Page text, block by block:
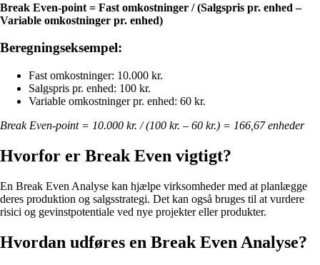
Break Even-point = Fast omkostninger / (Salgspris pr. enhed –
Variable omkostninger pr. enhed)
Beregningseksempel:
Fast omkostninger: 10.000 kr.
Salgspris pr. enhed: 100 kr.
Variable omkostninger pr. enhed: 60 kr.
Break Even-point = 10.000 kr. / (100 kr. – 60 kr.) = 166,67 enheder
Hvorfor er Break Even vigtigt?
En Break Even Analyse kan hjælpe virksomheder med at planlægge
deres produktion og salgsstrategi. Det kan også bruges til at vurdere
risici og gevinstpotentiale ved nye projekter eller produkter.
Hvordan udføres en Break Even Analyse?